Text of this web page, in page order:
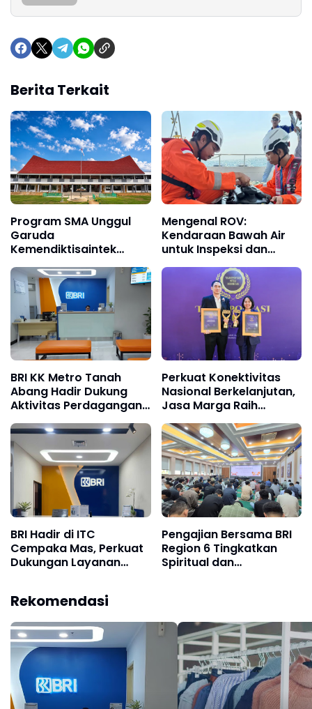
Berita Terkait
Program SMA Unggul
Garuda
Kemendiktisaintek
Resmi Dimulai di
Konawe Selatan, PTPP
Hadirkan Fasilitas
Pendidikan Berkualitas
Mengenal ROV:
Kendaraan Bawah Air
untuk Inspeksi dan
Survei Industri
BRI KK Metro Tanah
Abang Hadir Dukung
Aktivitas Perdagangan
dan Permudah Akses
Layanan Perbankan
Perkuat Konektivitas
Nasional Berkelanjutan,
Jasa Marga Raih
Transportasi Indonesia
Award 2026
BRI Hadir di ITC
Cempaka Mas, Perkuat
Dukungan Layanan
Pengajian Bersama BRI
Region 6 Tingkatkan
Spiritual dan
Rekomendasi